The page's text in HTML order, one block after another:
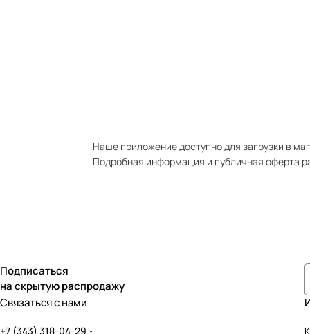
Наше приложение доступно для загрузки в
Подробная информация и публичная оферта
Подписаться
на скрытую распродажу
Связаться с нами
+7 (343) 318-04-29